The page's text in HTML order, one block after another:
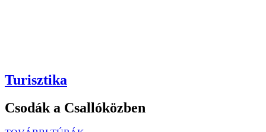
Turisztika
Csodák a Csallóközben